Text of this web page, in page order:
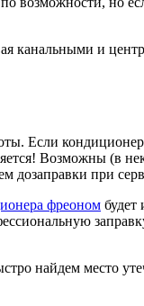
канальными и
Если
Возможны (в
дозаправки при
фреоном будет
найдем место